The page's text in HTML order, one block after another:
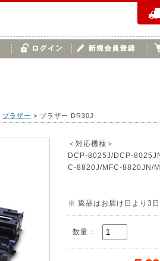
ブラザー > ブラザー DR30J
＜対応機種＞
DCP-8025J/DCP-
C-8820J/MFC-8820JN/
※ 返品はお届け日より3日
数量：